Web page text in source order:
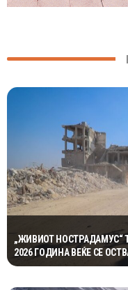
„ЖИВИОТ НОСТРАДАМУС“
2026 ГОДИНА ВЕЌЕ СЕ